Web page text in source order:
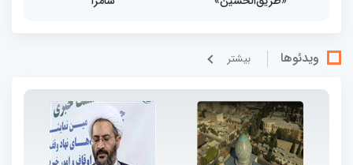
ویدئوها بيشتر